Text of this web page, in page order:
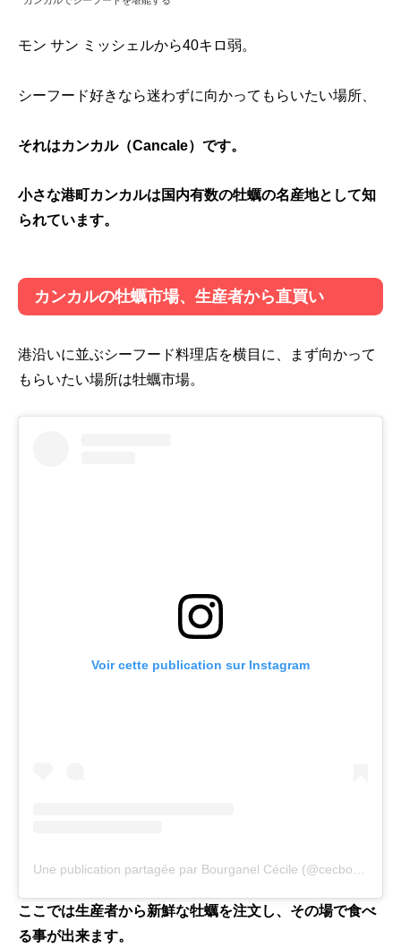
モン サン ミッシェルから40キロ弱。
シーフード好きなら迷わずに向かってもらいたい場所、
それはカンカル（Cancale）です。
小さな港町カンカルは国内有数の牡蠣の名産地として知
られています。
カンカルの牡蠣市場、生産者から直買い
港沿いに並ぶシーフード料理店を横目に、まず向かって
もらいたい場所は牡蠣市場。
Voir cette publication sur Instagram
ここでは生産者から新鮮な牡蠣を注文し、その場で食べ
る事が出来ます。